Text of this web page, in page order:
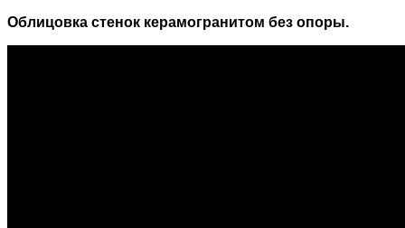
Облицовка стенок керамогранитом без опоры.